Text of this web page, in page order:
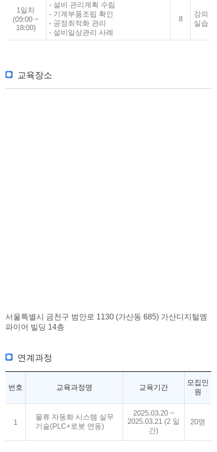
1일차
(09:00 ~
18:00)
- 설비 관리계획 수립
- 기계부품조립 확인
- 공정최적화 관리
- 설비일상관리 사례
8
강의
실습
교육장소
서울특별시 금천구 범안로 1130 (가산동 685) 가산디지털엠
파이어 빌딩 14층
연계과정
번호 교육과정명 교육기간
모집인
원
1
물류 자동화 시스템 실무
기술(PLC+로봇 연동)
2025.03.20 ~
2025.03.21 (2 일
간)
20명